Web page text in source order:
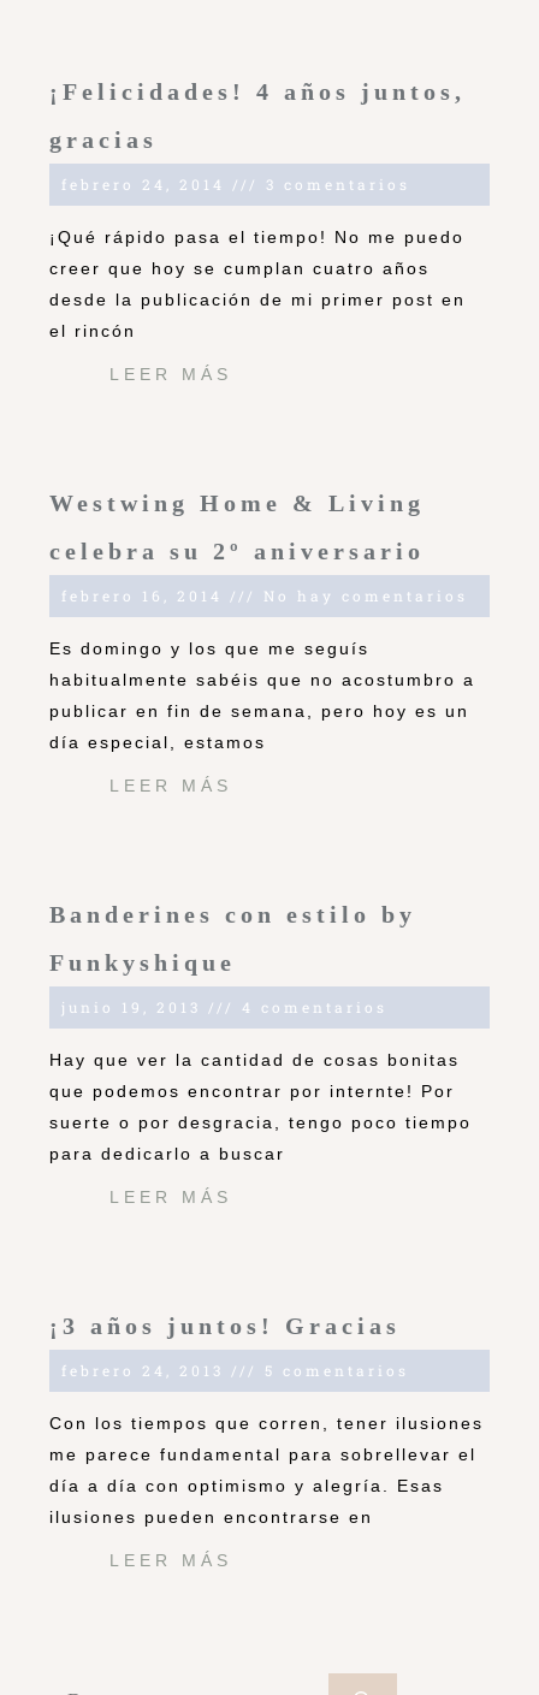
¡Felicidades! 4 años juntos,
gracias
febrero 24, 2014 3 comentarios
¡Qué rápido pasa el tiempo! No me puedo
creer que hoy se cumplan cuatro años
desde la publicación de mi primer post en
el rincón
LEER MÁS
Westwing Home & Living
celebra su 2º aniversario
febrero 16, 2014 No hay comentarios
Es domingo y los que me seguís
habitualmente sabéis que no acostumbro a
publicar en fin de semana, pero hoy es un
día especial, estamos
LEER MÁS
Banderines con estilo by
Funkyshique
junio 19, 2013 4 comentarios
Hay que ver la cantidad de cosas bonitas
que podemos encontrar por internte! Por
suerte o por desgracia, tengo poco tiempo
para dedicarlo a buscar
LEER MÁS
¡3 años juntos! Gracias
febrero 24, 2013 5 comentarios
Con los tiempos que corren, tener ilusiones
me parece fundamental para sobrellevar el
día a día con optimismo y alegría. Esas
ilusiones pueden encontrarse en
LEER MÁS